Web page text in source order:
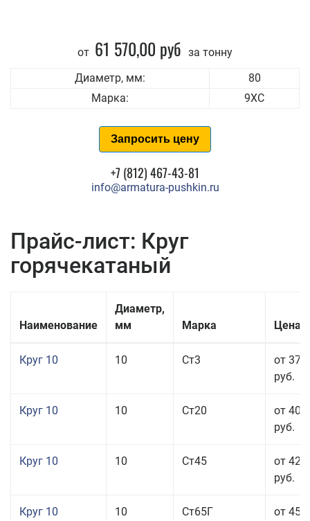
от 61 570,00 руб за тонну
Диаметр, мм:
80
Марка:
9ХС
Запросить цену
+7 (812) 467-43-81
info@armatura-pushkin.ru
Прайс-лист: Круг
горячекатаный
Наименование
Диаметр,
мм
Марка Цена
Круг 10 10 Ст3
от 37
руб.
Круг 10 10 Ст20
от 40
руб.
Круг 10 10 Ст45
от 42
руб.
Круг 10 10 Ст65Г
от 45